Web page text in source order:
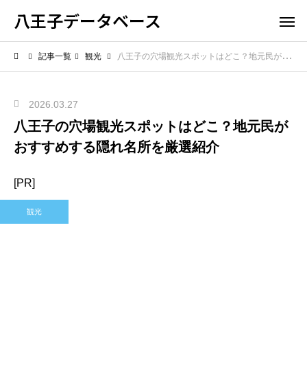
八王子データベース
記事一覧 観光 八王子の穴場観光スポットはどこ？地元民がおすすめする隠れ名所を厳選紹介
2026.03.27
八王子の穴場観光スポットはどこ？地元民が
おすすめする隠れ名所を厳選紹介
[PR]
観光